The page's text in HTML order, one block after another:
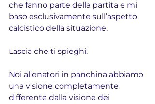
che fanno parte della partita e mi
baso esclusivamente sull’aspetto
calcistico della situazione.
Lascia che ti spieghi.
Noi allenatori in panchina abbiamo
una visione completamente
differente dalla visione dei